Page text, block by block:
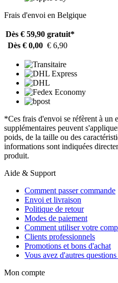
Frais d'envoi en Belgique
Dès € 59,90 gratuit*
Dès € 0,00 € 6,90
*Ces frais d'envoi se réfèrent à un
supplémentaires peuvent
poids, de la taille ou des
informations sont indiquées
produit.
Aide & Support
Comment passer commande
Envoi et livraison
Politique de retour
Modes de paiement
Comment utiliser votre
Clients professionnels
Promotions et bons d'achat
Vous avez d'autres questions
Mon compte